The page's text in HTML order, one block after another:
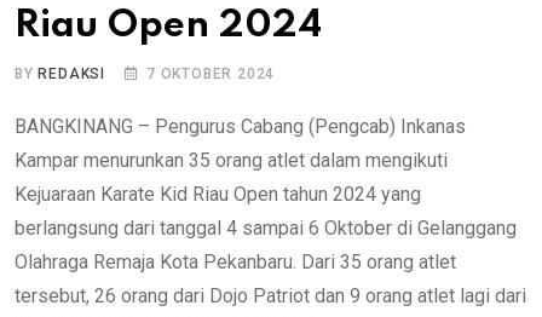
Riau Open 2024
BY REDAKSI 7 OKTOBER 2024
BANGKINANG – Pengurus Cabang (Pengcab) Inkanas
Kampar menurunkan 35 orang atlet dalam mengikuti
Kejuaraan Karate Kid Riau Open tahun 2024 yang
berlangsung dari tanggal 4 sampai 6 Oktober di Gelanggang
Olahraga Remaja Kota Pekanbaru. Dari 35 orang atlet
tersebut, 26 orang dari Dojo Patriot dan 9 orang atlet lagi dari